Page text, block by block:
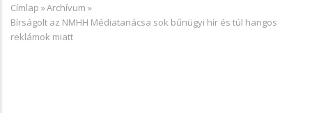
Morzsa
Címlap »Archívum »
Bírságolt az NMHH Médiatanácsa sok bűnügyi hír és túl hangos
reklámok miatt